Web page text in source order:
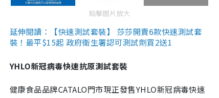
點擊圖片放大
延伸閱讀：【快速測試套裝】 莎莎開賣6款快速測試套
裝！最平$15起 政府衛生署認可測試劑買2送1
YHLO新冠病毒快速抗原測試套裝
健康食品品牌CATALO門市現正發售YHLO新冠病毒快速